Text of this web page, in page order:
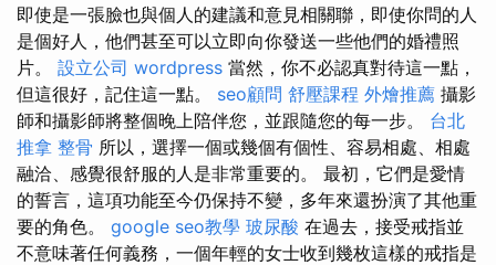
即使是一張臉也與個人的建議和意見相關聯，即使你問的人
是個好人，他們甚至可以立即向你發送一些他們的婚禮照
片。 設立公司 wordpress 當然，你不必認真對待這一點，
但這很好，記住這一點。 seo顧問 舒壓課程 外燴推薦 攝影
師和攝影師將整個晚上陪伴您，並跟隨您的每一步。 台北
推拿 整骨 所以，選擇一個或幾個有個性、容易相處、相處
融洽、感覺很舒服的人是非常重要的。 最初，它們是愛情
的誓言，這項功能至今仍保持不變，多年來還扮演了其他重
要的角色。 google seo教學 玻尿酸 在過去，接受戒指並
不意味著任何義務，一個年輕的女士收到幾枚這樣的戒指是